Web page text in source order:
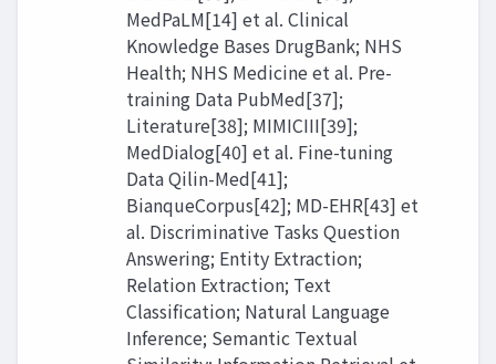
MedPaLM[14] et al. Clinical
Knowledge Bases DrugBank; NHS
Health; NHS Medicine et al. Pre-
training Data PubMed[37];
Literature[38]; MIMICIII[39];
MedDialog[40] et al. Fine-tuning
Data Qilin-Med[41];
BianqueCorpus[42]; MD-EHR[43] et
al. Discriminative Tasks Question
Answering; Entity Extraction;
Relation Extraction; Text
Classification; Natural Language
Inference; Semantic Textual